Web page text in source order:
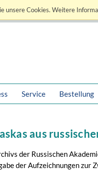
unsere Cookies. Weitere
Service Bestellung
aus
der Russischen
der Aufzeichnungen